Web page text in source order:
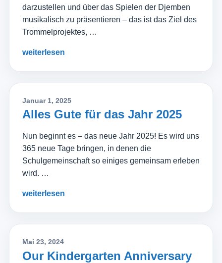
darzustellen und über das Spielen der Djemben
musikalisch zu präsentieren – das ist das Ziel des
Trommelprojektes, …
weiterlesen
Januar 1, 2025
Alles Gute für das Jahr 2025
Nun beginnt es – das neue Jahr 2025! Es wird uns
365 neue Tage bringen, in denen die
Schulgemeinschaft so einiges gemeinsam erleben
wird. …
weiterlesen
Mai 23, 2024
Our Kindergarten Anniversary